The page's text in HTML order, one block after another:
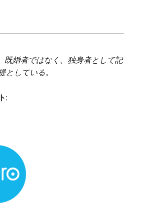
既婚者ではなく、独身者として記
としている。
: